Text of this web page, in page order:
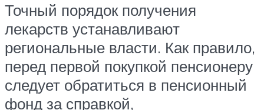
Точный порядок получения
лекарств устанавливают
региональные власти. Как правило,
перед первой покупкой пенсионеру
следует обратиться в пенсионный
фонд за справкой,